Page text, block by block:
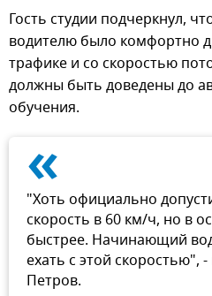
Гость студии подчеркнул,
водителю было комфортно
трафике и со скоростью
должны быть доведены до
обучения.
«
"Хоть официально
скорость в 60 км/ч, но в
быстрее. Начинающий
ехать с этой скоростью",
Петров.